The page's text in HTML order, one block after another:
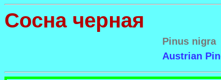
Cосна черная
Pinus nigra
Austrian